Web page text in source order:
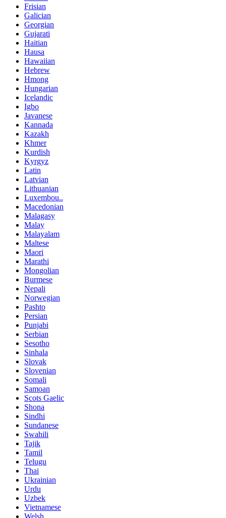
Frisian
Galician
Georgian
Gujarati
Haitian
Hausa
Hawaiian
Hebrew
Hmong
Hungarian
Icelandic
Igbo
Javanese
Kannada
Kazakh
Khmer
Kurdish
Kyrgyz
Latin
Latvian
Lithuanian
Luxembou..
Macedonian
Malagasy
Malay
Malayalam
Maltese
Maori
Marathi
Mongolian
Burmese
Nepali
Norwegian
Pashto
Persian
Punjabi
Serbian
Sesotho
Sinhala
Slovak
Slovenian
Somali
Samoan
Scots Gaelic
Shona
Sindhi
Sundanese
Swahili
Tajik
Tamil
Telugu
Thai
Ukrainian
Urdu
Uzbek
Vietnamese
Welsh